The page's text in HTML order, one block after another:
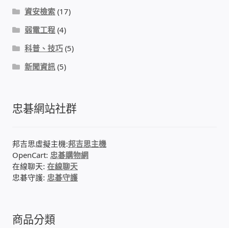
建築技術設備設置
智慧電錶、儲值、雲端 電子式電錶
充電樁
DIY材料
資安檢索 (17)
弱電工程 (4)
科普、技巧 (5)
新聞資訊 (5)
忠碁網站社群
邦吉思虛擬主機:邦吉思主機
OpenCart:忠碁購物網
在線聊天:在線聊天
忠碁守護:忠碁守護
商品分類